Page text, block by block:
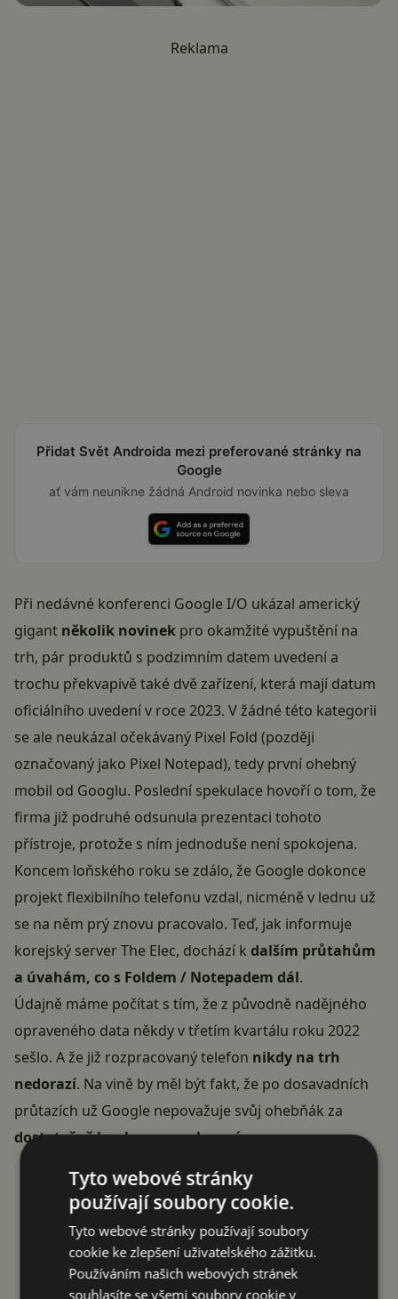
Reklama
Přidat Svět Androida mezi preferované stránky na
Google
ať vám neunikne žádná Android novinka nebo sleva
Při nedávné konferenci Google I/O ukázal americký
gigant několik novinek pro okamžité vypuštění na
trh, pár produktů s podzimním datem uvedení a
trochu překvapivě také dvě zařízení, která mají datum
oficiálního uvedení v roce 2023. V žádné této kategorii
se ale neukázal očekávaný Pixel Fold (později
označovaný jako Pixel Notepad), tedy první ohebný
mobil od Googlu. Poslední spekulace hovoří o tom, že
firma již podruhé odsunula prezentaci tohoto
přístroje, protože s ním jednoduše není spokojena.
Koncem loňského roku se zdálo, že Google dokonce
projekt flexibilního telefonu vzdal, nicméně v lednu už
se na něm prý znovu pracovalo. Teď, jak informuje
korejský server The Elec, dochází k dalším průtahům
a úvahám, co s Foldem / Notepadem dál.
Údajně máme počítat s tím, že z původně nadějného
opraveného data někdy v třetím kvartálu roku 2022
sešlo. A že již rozpracovaný telefon nikdy na trh
nedorazí. Na vině by měl být fakt, že po dosavadních
průtazích už Google nepovažuje svůj ohebňák za
dostatečně konkurenceschopný.
Tyto webové stránky
používají soubory cookie.
Tyto webové stránky používají soubory
cookie ke zlepšení uživatelského zážitku.
Používáním našich webových stránek
souhlasíte se všemi soubory cookie v